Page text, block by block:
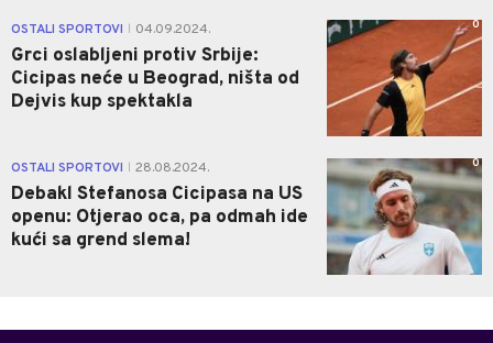
OSTALI SPORTOVI 04.09.2024.
Grci oslabljeni protiv Srbije:
Cicipas neće u Beograd, ništa od
Dejvis kup spektakla
0
OSTALI SPORTOVI 28.08.2024.
Debakl Stefanosa Cicipasа na US
openu: Otjerao oca, pa odmah ide
kući sa grend slema!
0